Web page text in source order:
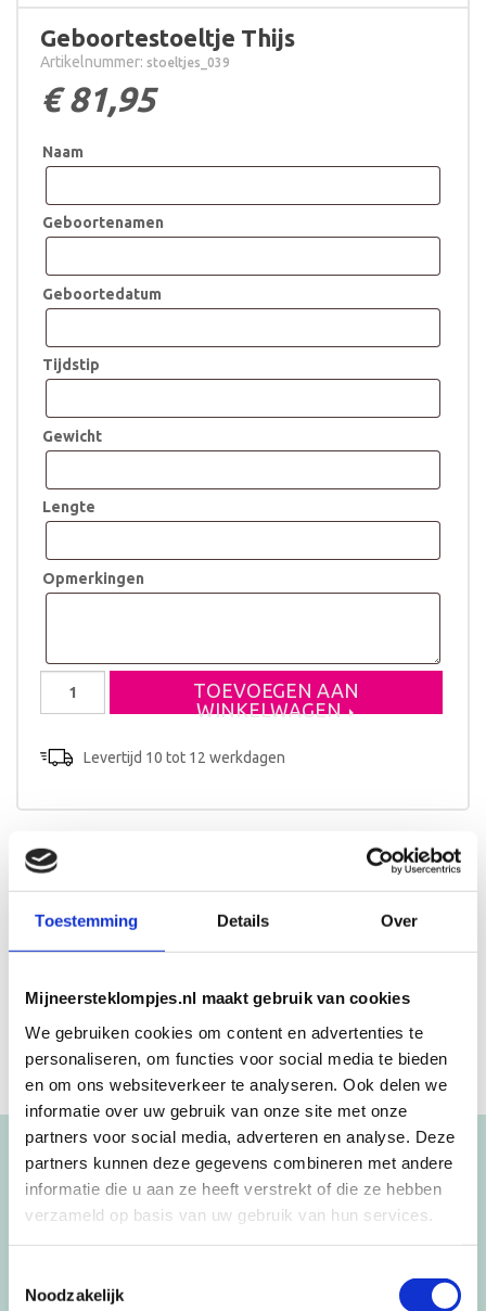
Toestemming Details Over
Mijneersteklompjes.nl maakt gebruik van cookies
We gebruiken cookies om content en advertenties te
personaliseren, om functies voor social media te bieden
en om ons websiteverkeer te analyseren. Ook delen we
informatie over uw gebruik van onze site met onze
partners voor social media, adverteren en analyse. Deze
partners kunnen deze gegevens combineren met andere
informatie die u aan ze heeft verstrekt of die ze hebben
verzameld op basis van uw gebruik van hun services.
Noodzakelijk
Geboortestoeltje Thijs
Artikelnummer: stoeltjes_039
€81,95
Naam
Geboortenamen
Geboortedatum
Tijdstip
Gewicht
Lengte
Opmerkingen
TOEVOEGEN AAN
WINKELWAGEN
Levertijd 10 tot 12 werkdagen
Beschrijving
Blijf op de hoogte!
NIEUWSBRIEF